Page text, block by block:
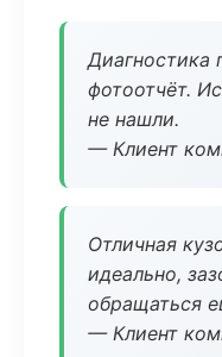
Диагностика
фотоотчёт.
не нашли.
— Клиент
Отличная
идеально,
обращаться
— Клиент